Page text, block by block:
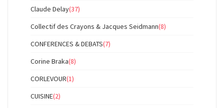
Claude Delay(37)
Collectif des Crayons & Jacques Seidmann(8)
CONFERENCES & DEBATS(7)
Corine Braka(8)
CORLEVOUR(1)
CUISINE(2)